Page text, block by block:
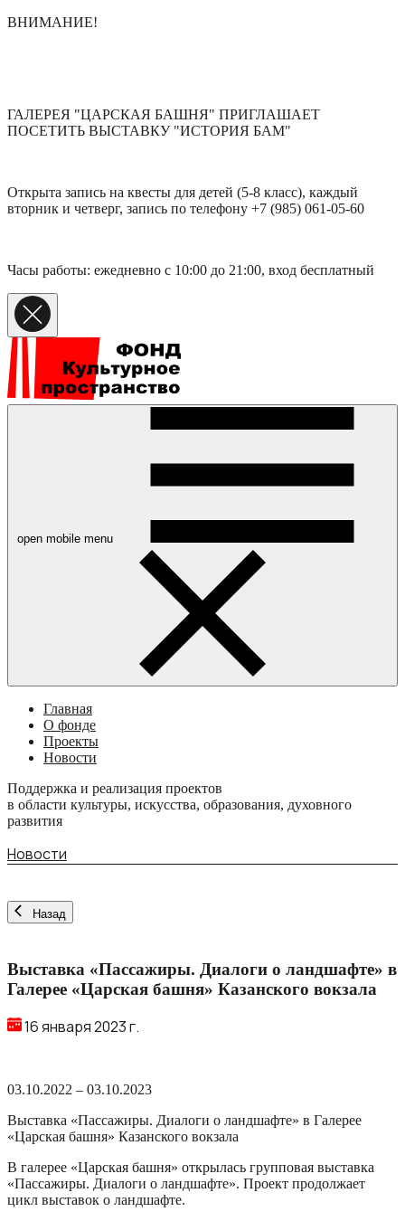
ВНИМАНИЕ!
ГАЛЕРЕЯ "ЦАРСКАЯ БАШНЯ" ПРИГЛАШАЕТ
ПОСЕТИТЬ ВЫСТАВКУ "ИСТОРИЯ БАМ"
Открыта запись на квесты для детей (5-8 класс), каждый
вторник и четверг, запись по телефону +7 (985) 061-05-60
Часы работы: ежедневно с 10:00 до 21:00, вход бесплатный
open mobile menu
Главная
О фонде
Проекты
Новости
Поддержка и реализация проектов
в области культуры, искусства, образования, духовного
развития
Новости
Назад
Выставка «Пассажиры. Диалоги о ландшафте» в
Галерее «Царская башня» Казанского вокзала
16 января 2023 г.
03.10.2022 – 03.10.2023
Выставка «Пассажиры. Диалоги о ландшафте» в Галерее
«Царская башня» Казанского вокзала
В галерее «Царская башня» открылась групповая выставка
«Пассажиры. Диалоги о ландшафте». Проект продолжает
цикл выставок о ландшафте.